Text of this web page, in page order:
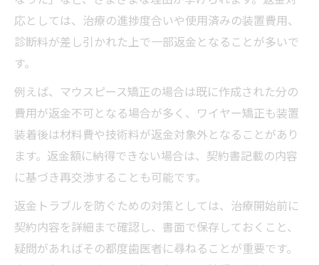
応としては、治療の進捗度合いや使用済みの装置費用、
診断料が差し引かれた上で一部返金となることが多いで
す。
例えば、マウスピース矯正の場合は既に作成された分の
費用が返金不可となる場合が多く、ワイヤー矯正も装置
装着後は材料費や技術料が返金対象外となることがあり
ます。返金額に納得できない場合は、契約書記載の内容
に基づき再交渉することも可能です。
返金トラブルを防ぐための対策としては、治療開始前に
契約内容を詳細まで確認し、書面で保存しておくこと、
疑問があればその都度歯医者に尋ねることが重要です。